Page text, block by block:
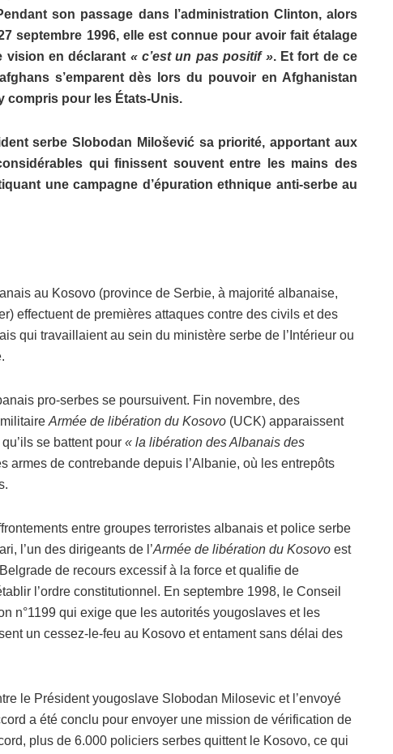
son passage dans l’administration Clinton, alors
septembre 1996, elle est connue pour avoir fait étalage
vision en déclarant « c’est un pas positif ». Et fort de ce
s’emparent dès lors du pouvoir en Afghanistan
compris pour les États-Unis.
serbe Slobodan Milošević sa priorité, apportant aux
qui finissent souvent entre les mains des
une campagne d’épuration ethnique anti-serbe au
au Kosovo (province de Serbie, à majorité albanaise,
effectuent de premières attaques contre des civils et des
qui travaillaient au sein du ministère serbe de l’Intérieur ou
pro-serbes se poursuivent. Fin novembre, des
Armée de libération du Kosovo (UCK) apparaissent
se battent pour « la libération des Albanais des
armes de contrebande depuis l’Albanie, où les entrepôts
entre groupes terroristes albanais et police serbe
l’un des dirigeants de l’Armée de libération du Kosovo est
de recours excessif à la force et qualifie de
l’ordre constitutionnel. En septembre 1998, le Conseil
n°1199 qui exige que les autorités yougoslaves et les
un cessez-le-feu au Kosovo et entament sans délai des
le Président yougoslave Slobodan Milosevic et l’envoyé
a été conclu pour envoyer une mission de vérification de
plus de 6.000 policiers serbes quittent le Kosovo, ce qui